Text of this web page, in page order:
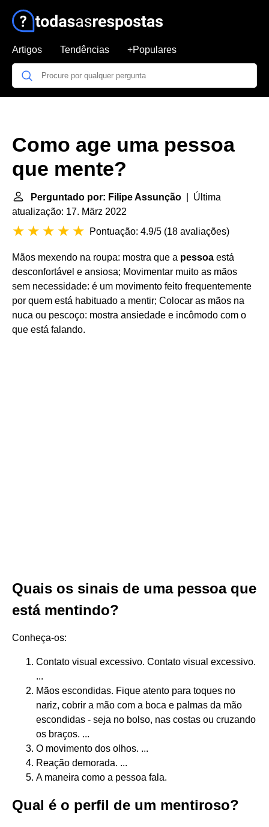
Artigos Tendências +Populares
Como age uma pessoa
que mente?
Perguntado por: Filipe Assunção | Última
atualização: 17. März 2022
Pontuação: 4.9/5 (18 avaliações)
Mãos mexendo na roupa: mostra que a pessoa está
desconfortável e ansiosa; Movimentar muito as mãos
sem necessidade: é um movimento feito frequentemente
por quem está habituado a mentir; Colocar as mãos na
nuca ou pescoço: mostra ansiedade e incômodo com o
que está falando.
Quais os sinais de uma pessoa que
está mentindo?
Conheça-os:
Contato visual excessivo. Contato visual excessivo.
...
Mãos escondidas. Fique atento para toques no
nariz, cobrir a mão com a boca e palmas da mão
escondidas - seja no bolso, nas costas ou cruzando
os braços. ...
O movimento dos olhos. ...
Reação demorada. ...
A maneira como a pessoa fala.
Qual é o perfil de um mentiroso?